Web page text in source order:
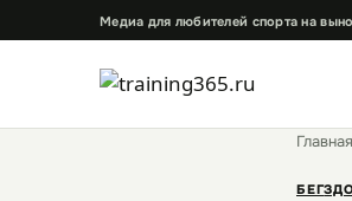
к
содержимому
Медиа для любителей спорта на
Главная
БЕГ